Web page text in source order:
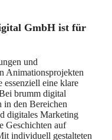
GmbH ist für
und
Animationsprojekten
essenziell eine klare
brumm digital
in den Bereichen
digitales Marketing
Geschichten auf
individuell gestalteten